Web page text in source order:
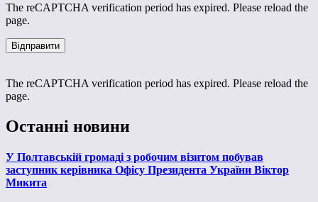
The reCAPTCHA verification period has expired. Please reload the
page.
The reCAPTCHA verification period has expired. Please reload the
page.
Останні новини
У Полтавській громаді з робочим візитом побував
заступник керівника Офісу Президента України Віктор
Микита